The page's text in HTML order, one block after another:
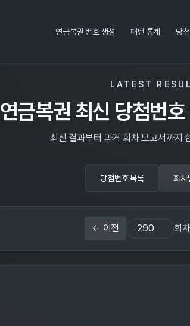
연금복권 번호 생성 패턴 통계 당
LATEST
연금복권 최신 당첨번
최신 결과부터 과거 회차 보고서까지
당첨번호 목록 회차
← 이전 회차